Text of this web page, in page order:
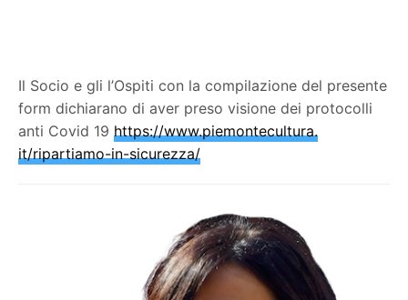
Il Socio e gli l’Ospiti con la compilazione del presente
form dichiarano di aver preso visione dei protocolli
anti Covid 19 https://www.piemontecultura.
it/ripartiamo-in-sicurezza/